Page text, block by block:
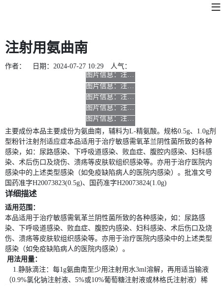
注射用氨曲南
作者： 日期： 2024-07-27 10:29 人气：
主要成份本品主要成份为氨曲南，辅料为L-精氨酸。规格0.5g、1.0g剂
型粉针注射剂适应症本品适用于治疗敏感需氧革兰阴性菌所致的各种
感染，如：尿路感染、下呼吸道感染、败血症、腹腔内感染、妇科感
染、术后伤口及烧伤、溃疡等皮肤软组织感染等。亦用于治疗医院内
感染中的上述类型感染（如免疫缺陷病人的医院内感染）。批准文号
国药准字H20073823(0.5g)、国药准字H20073824(1.0g)
详细描述
适用范围：
本品适用于治疗敏感需氧革兰阴性菌所致的各种感染，如：尿路感
染、下呼吸道感染、败血症、腹腔内感染、妇科感染、术后伤口及烧
伤、溃疡等皮肤软组织感染等。亦用于治疗医院内感染中的上述类型
感染（如免疫缺陷病人的医院内感染）。
用法用量：
1.静脉滴注：每1g氨曲南至少用注射用水3ml溶解，再用适当输液
（0.9%氯化钠注射液、5%或10%葡萄糖注射液或林格氏注射液）稀